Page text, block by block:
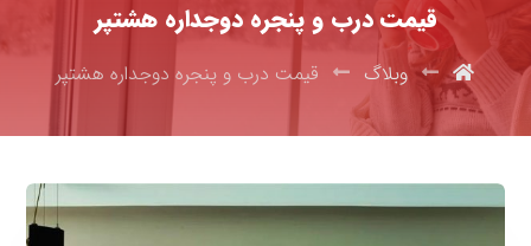
قیمت درب و پنجره دوجداره هشتپر
وبلاگ قیمت درب و پنجره دوجداره هشتپر